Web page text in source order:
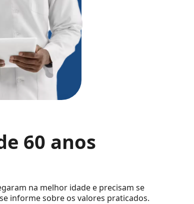
60 anos
na melhor idade e precisam se
informe sobre os valores praticados.